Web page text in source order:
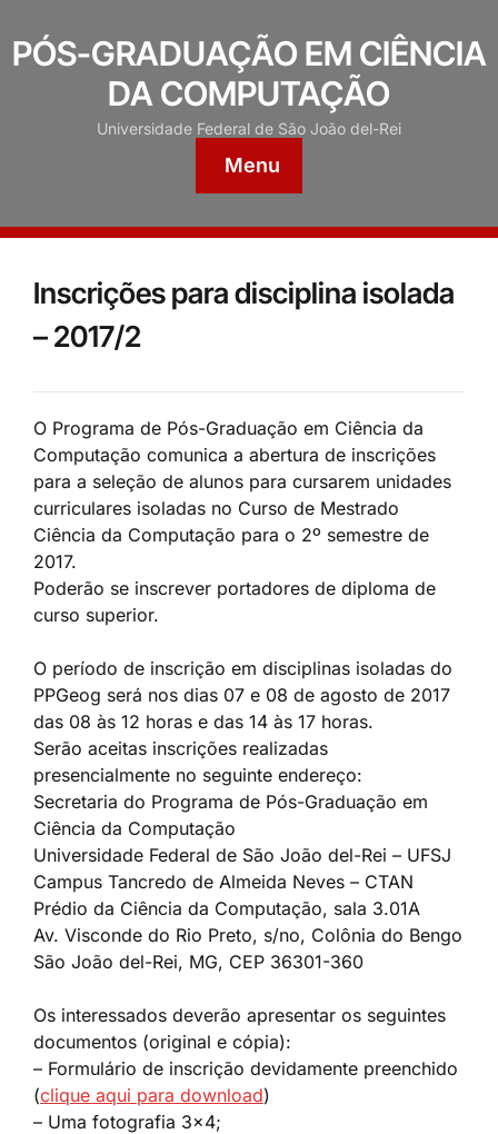
PÓS-GRADUAÇÃO EM CIÊNCIA
DA COMPUTAÇÃO
Universidade Federal de São João del-Rei
Menu
Inscrições para disciplina isolada
– 2017/2
O Programa de Pós-Graduação em Ciência da
Computação comunica a abertura de inscrições
para a seleção de alunos para cursarem unidades
curriculares isoladas no Curso de Mestrado
Ciência da Computação para o 2º semestre de
2017.
Poderão se inscrever portadores de diploma de
curso superior.
O período de inscrição em disciplinas isoladas do
PPGeog será nos dias 07 e 08 de agosto de 2017
das 08 às 12 horas e das 14 às 17 horas.
Serão aceitas inscrições realizadas
presencialmente no seguinte endereço:
Secretaria do Programa de Pós-Graduação em
Ciência da Computação
Universidade Federal de São João del-Rei – UFSJ
Campus Tancredo de Almeida Neves – CTAN
Prédio da Ciência da Computação, sala 3.01A
Av. Visconde do Rio Preto, s/no, Colônia do Bengo
São João del-Rei, MG, CEP 36301-360
Os interessados deverão apresentar os seguintes
documentos (original e cópia):
– Formulário de inscrição devidamente preenchido
(clique aqui para download)
– Uma fotografia 3×4;